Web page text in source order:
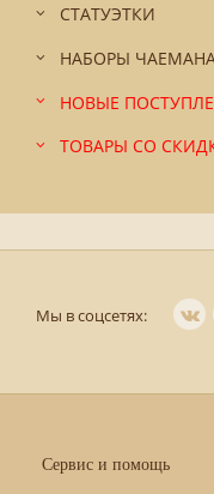
СТАТУЭТКИ
НАБОРЫ
НОВЫЕ
ТОВАРЫ СО
Мы в соцсетях:
Сервис и помощь